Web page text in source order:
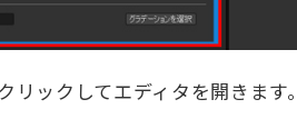
ックしてエディタを開きます。